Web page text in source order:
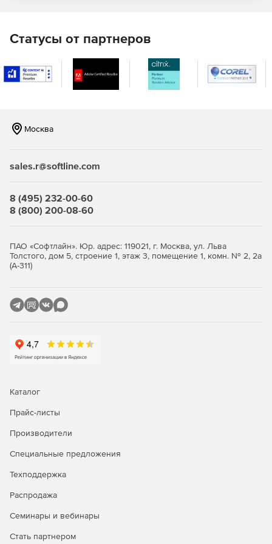
Средства регистрации и учета.
Маркировку документов в системе печати.
«Доктор Веб»
«Крипто-ПРО»
«Рутокен ЭЦП»
АПМДЗ:
«Центурион»
ОС РОСА «КОБАЛЬТ» DX поставляется со следующим
Полнофункциональный офисный пакет Libreoffice.
Интернет-браузер Firefox.
Почтовый клиент Thunderbird.
Статусы от партнеров
Москва
sales.r@softline.com
8 (495) 232-00-60
8 (800) 200-08-60
ПАО «Софтлайн». Юр. адрес: 119021, г. Москва, ул. Льва
Толстого, дом 5, строение 1, этаж 3, помещение 1, комн. № 2, 2а
(А-311)
Каталог
Прайс-листы
Производители
Специальные предложения
Техподдержка
Распродажа
Семинары и вебинары
Стать партнером